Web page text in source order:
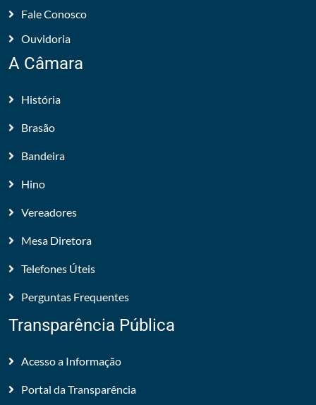
Fale Conosco
Ouvidoria
A Câmara
História
Brasão
Bandeira
Hino
Vereadores
Mesa Diretora
Telefones Úteis
Perguntas Frequentes
Transparência Pública
Acesso a Informação
Portal da Transparência